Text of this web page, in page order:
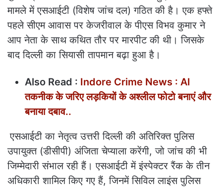
मामले में एसआईटी (विशेष जांच दल) गठित की है। एक हफ्ते
पहले सीएम आवास पर केजरीवाल के पीएस विभव कुमार ने
आप नेता के साथ कथित तौर पर मारपीट की थी। जिसके
बाद दिल्ली का सियासी तापमान बढ़ा हुआ है।
Also Read : Indore Crime News : AI
तकनीक के जरिए लड़कियों के अश्लील फोटो बनाएं और
बनाया दबाव..
एसआईटी का नेतृत्व उत्तरी दिल्ली की अतिरिक्त पुलिस
उपायुक्त (डीसीपी) अंजिता चेप्याला करेंगी, जो जांच की भी
जिम्मेदारी संभाल रही हैं। एसआईटी में इंस्पेक्टर रैंक के तीन
अधिकारी शामिल किए गए हैं, जिनमें सिविल लाइंस पुलिस